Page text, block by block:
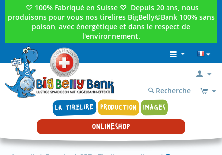
♡ 100% Fabriqué en Suisse ♡ Depuis 20 ans, nous
produisons pour vous nos tirelires BigBelly©Bank 100% sans
poison, avec énergétique et dans le respect de
l'environnement.
LA TIRELIRE PRODUCTION IMAGES
Recherche
ONLINESHOP